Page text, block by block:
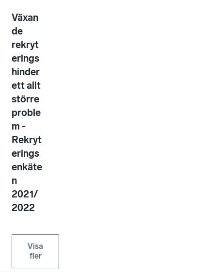
Växan
de
rekryt
erings
hinder
ett allt
större
proble
m -
Rekryt
erings
enkäte
n
2021/
2022
Visa
fler